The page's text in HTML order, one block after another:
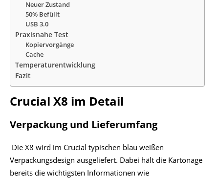
Neuer Zustand
50% Befüllt
USB 3.0
Praxisnahe Test
Kopiervorgänge
Cache
Temperaturentwicklung
Fazit
Crucial X8 im Detail
Verpackung und Lieferumfang
Die X8 wird im Crucial typischen blau weißen
Verpackungsdesign ausgeliefert. Dabei hält die Kartonage
bereits die wichtigsten Informationen wie